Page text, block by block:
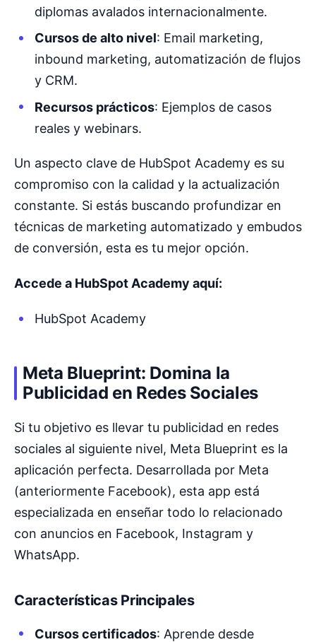
diplomas avalados internacionalmente.
Cursos de alto nivel: Email marketing,
inbound marketing, automatización de flujos
y CRM.
Recursos prácticos: Ejemplos de casos
reales y webinars.
Un aspecto clave de HubSpot Academy es su
compromiso con la calidad y la actualización
constante. Si estás buscando profundizar en
técnicas de marketing automatizado y embudos
de conversión, esta es tu mejor opción.
Accede a HubSpot Academy aquí:
HubSpot Academy
Meta Blueprint: Domina la
Publicidad en Redes Sociales
Si tu objetivo es llevar tu publicidad en redes
sociales al siguiente nivel, Meta Blueprint es la
aplicación perfecta. Desarrollada por Meta
(anteriormente Facebook), esta app está
especializada en enseñar todo lo relacionado
con anuncios en Facebook, Instagram y
WhatsApp.
Características Principales
Cursos certificados: Aprende desde